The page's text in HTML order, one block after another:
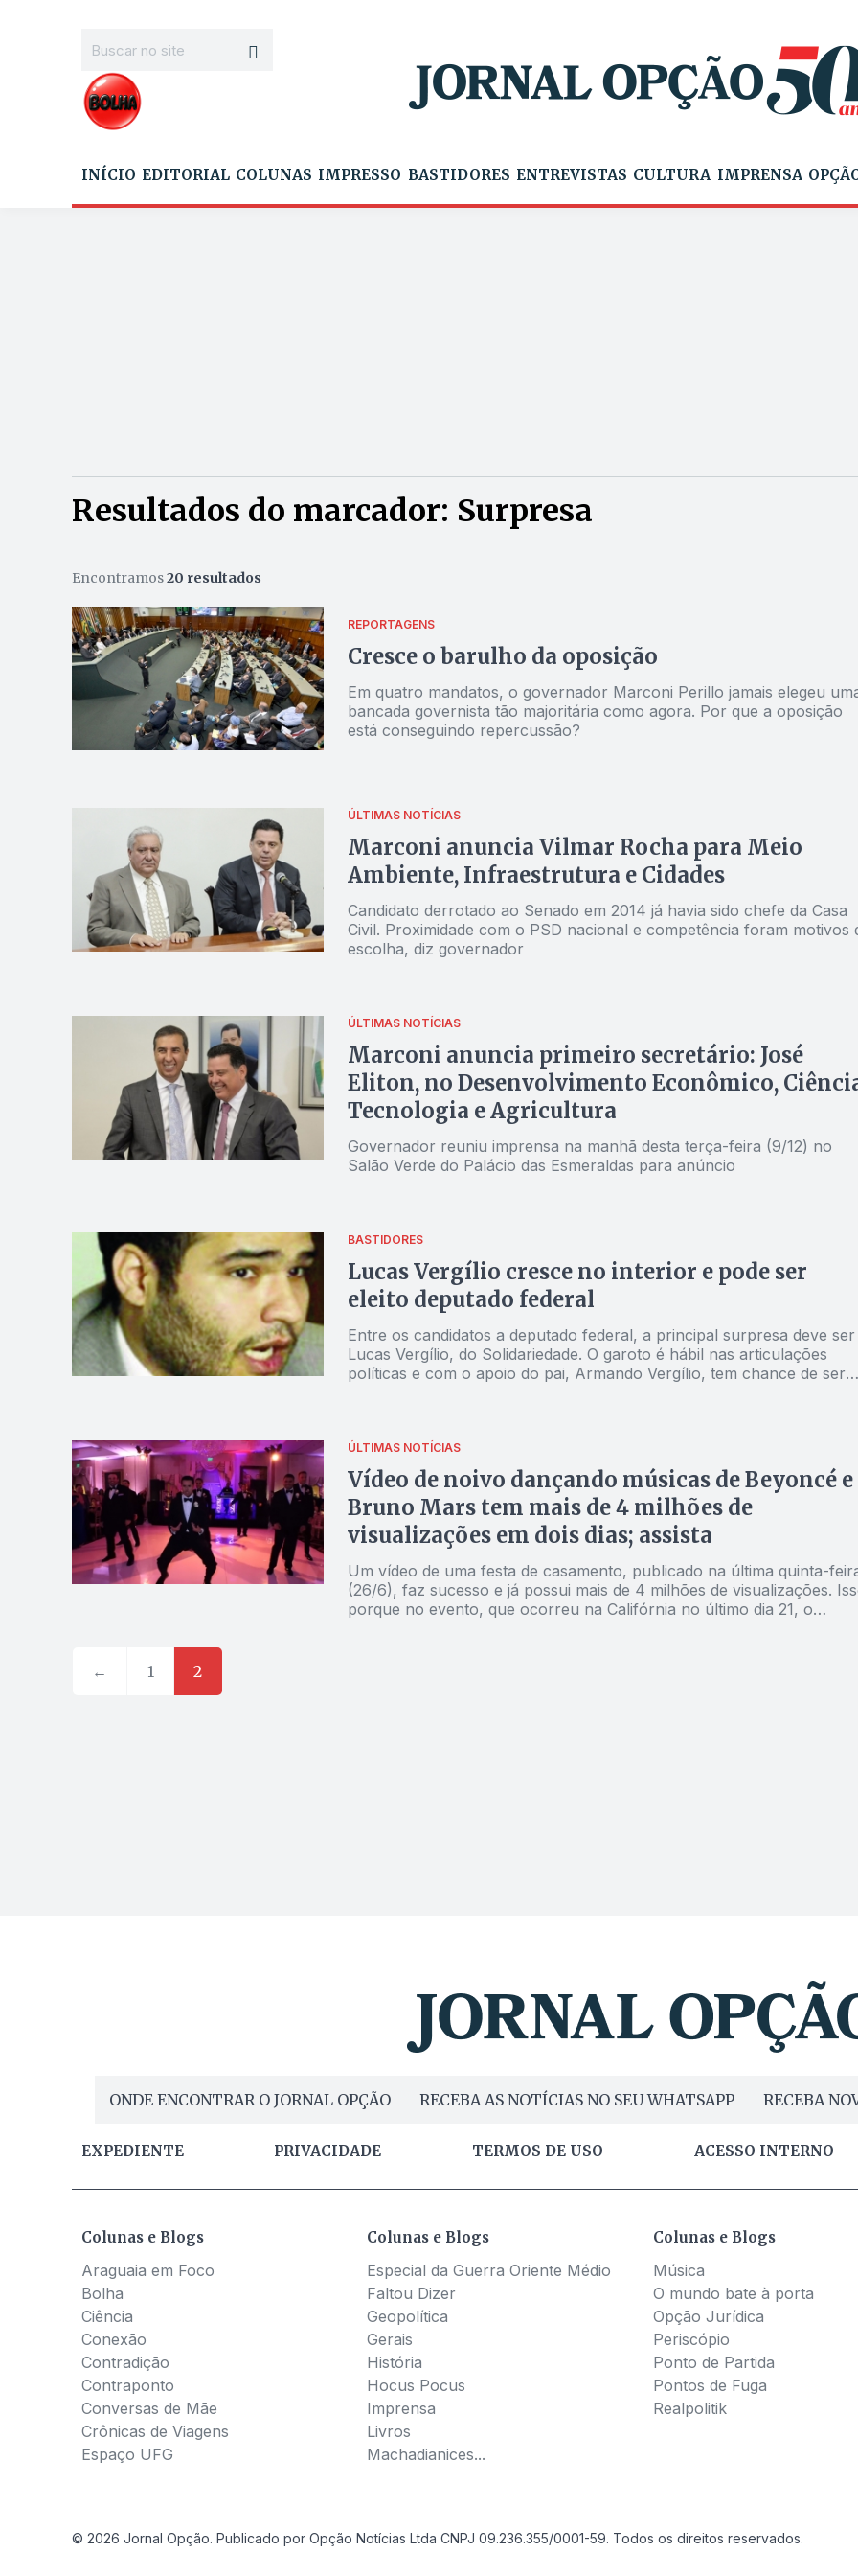
INÍCIO EDITORIAL COLUNAS IMPRESSO BASTIDORES ENTREVISTAS CULTURA IMPRENSA
Resultados do marcador: Surpresa
Encontramos20 resultados
REPORTAGENS
Cresce o barulho da oposição
Em quatro mandatos, o governador Marconi Perillo jamais elegeu
bancada governista tão majoritária como agora. Por que a oposição
está conseguindo repercussão?
ÚLTIMAS NOTÍCIAS
Marconi anuncia Vilmar Rocha para Meio
Ambiente, Infraestrutura e Cidades
Candidato derrotado ao Senado em 2014 já havia sido chefe da Casa
Civil. Proximidade com o PSD nacional e competência foram motivos
escolha, diz governador
ÚLTIMAS NOTÍCIAS
Marconi anuncia primeiro secretário: José
Eliton, no Desenvolvimento Econômico,
Tecnologia e Agricultura
Governador reuniu imprensa na manhã desta terça-feira (9/12) no
Salão Verde do Palácio das Esmeraldas para anúncio
BASTIDORES
Lucas Vergílio cresce no interior e pode ser
eleito deputado federal
Entre os candidatos a deputado federal, a principal surpresa deve ser
Lucas Vergílio, do Solidariedade. O garoto é hábil nas articulações
políticas e com o apoio do pai, Armando Vergílio, tem chance de ser
ÚLTIMAS NOTÍCIAS
Vídeo de noivo dançando músicas de Beyoncé e
Bruno Mars tem mais de 4 milhões de
visualizações em dois dias; assista
Um vídeo de uma festa de casamento, publicado na última quinta-
(26/6), faz sucesso e já possui mais de 4 milhões de visualizações.
porque no evento, que ocorreu na Califórnia no último dia 21, o
← 1 2
ONDE ENCONTRAR O JORNAL OPÇÃO RECEBA AS NOTÍCIAS NO SEU WHATSAPP RECEBA
EXPEDIENTE PRIVACIDADE TERMOS DE USO ACESSO INTERNO
Colunas e Blogs
Araguaia em Foco
Bolha
Ciência
Conexão
Contradição
Contraponto
Conversas de Mãe
Crônicas de Viagens
Espaço UFG
Colunas e Blogs
Especial da Guerra Oriente Médio
Faltou Dizer
Geopolítica
Gerais
História
Hocus Pocus
Imprensa
Livros
Machadianices...
Colunas e Blogs
Música
O mundo bate à porta
Opção Jurídica
Periscópio
Ponto de Partida
Pontos de Fuga
Realpolitik
© 2026 Jornal Opção. Publicado por Opção Notícias Ltda CNPJ 09.236.355/0001-59. Todos os direitos reservados.